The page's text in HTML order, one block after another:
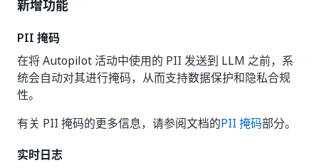
新增功能
PII 掩码
在将 Autopilot 活动中使用的 PII 发送到 LLM 之前，系
统会自动对其进行掩码，从而支持数据保护和隐私合规
性。
有关 PII 掩码的更多信息，请参阅文档的PII 掩码部分。
实时日志